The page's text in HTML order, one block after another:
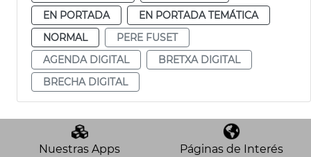
EN PORTADA
EN PORTADA TEMÁTICA
NORMAL
PERE FUSET
AGENDA DIGITAL
BRETXA DIGITAL
BRECHA DIGITAL
Nuestras Apps Páginas de Interés